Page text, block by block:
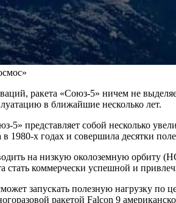
ракета «Союз-5» ничем не
в ближайшие несколько лет.
5» представляет собой несколько
1980-х годах и совершила десятки
на низкую околоземную орбиту
стать коммерчески успешной и
запускать полезную нагрузку по
ракетой Falcon 9